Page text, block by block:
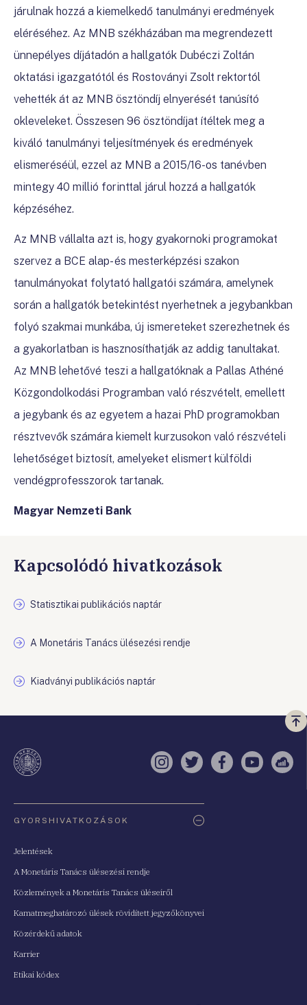
járulnak hozzá a kiemelkedő tanulmányi eredmények
eléréséhez. Az MNB székházában ma megrendezett
ünnepélyes díjátadón a hallgatók Dubéczi Zoltán
oktatási igazgatótól és Rostoványi Zsolt rektortól
vehették át az MNB ösztöndíj elnyerését tanúsító
okleveleket. Összesen 96 ösztöndíjat ítéltek meg a
kiváló tanulmányi teljesítmények és eredmények
elismeréséül, ezzel az MNB a 2015/16-os tanévben
mintegy 40 millió forinttal járul hozzá a hallgatók
képzéséhez.
Az MNB vállalta azt is, hogy gyakornoki programokat
szervez a BCE alap- és mesterképzési szakon
tanulmányokat folytató hallgatói számára, amelynek
során a hallgatók betekintést nyerhetnek a jegybankban
folyó szakmai munkába, új ismereteket szerezhetnek és
a gyakorlatban is hasznosíthatják az addig tanultakat.
Az MNB lehetővé teszi a hallgatóknak a Pallas Athéné
Közgondolkodási Programban való részvételt, emellett
a jegybank és az egyetem a hazai PhD programokban
résztvevők számára kiemelt kurzusokon való részvételi
lehetőséget biztosít, amelyeket elismert külföldi
vendégprofesszorok tartanak.
Magyar Nemzeti Bank
Kapcsolódó hivatkozások
Statisztikai publikációs naptár
A Monetáris Tanács ülésezési rendje
Kiadványi publikációs naptár
a
Instagram
TwitterFacebook
YouTube
GYORSHIVATKOZÁSOK
Jelentések
A Monetáris Tanács ülésezési rendje
Közlemények a Monetáris Tanács üléseiről
Kamatmeghatározó ülések rövidített jegyzőkönyvei
Közérdekű adatok
Karrier
Etikai kódex